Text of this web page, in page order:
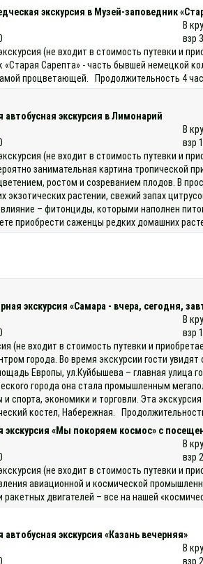
экскурсия в Музей-заповедник
В
взр
(не входит в стоимость путевки и
«Старая Сарепта» - часть бывшей немецкой
процветающей. Продолжительность 4
экскурсия в Лимонарий
В
взр
(не входит в стоимость путевки и
занимательная картина тропической
ростом и созреванием плодов. В
экзотических растении, свежий запах
– фитонциды, которыми наполнен
приобрести саженцы редких домашних
экскурсия «Самара - вчера, сегодня,
В
взр
(не входит в стоимость путевки и
города. Во время экскурсии гости
Европы, ул.Куйбышева – главная улица
города она стала промышленным
и спорта, экономики и торговли. Эта
костел, Набережная.
экскурсия «Мы покоряем космос» с
В
взр
(не входит в стоимость путевки и
авиационной и космической
ракетных двигателей – все на нашей
экскурсия «Казань вечерняя»
В
взр